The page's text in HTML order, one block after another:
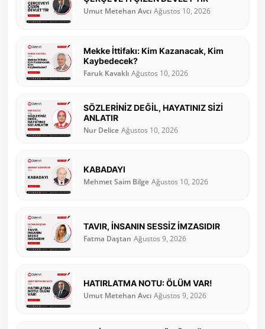
Umut Metehan Avcı Ağustos 10, 2026
Mekke İttifakı: Kim Kazanacak, Kim
Kaybedecek?
Faruk Kavaklı Ağustos 10, 2026
SÖZLERİNİZ DEĞİL, HAYATINIZ SİZİ
ANLATIR
Nur Delice Ağustos 10, 2026
KABADAYI
Mehmet Saim Bilge Ağustos 10, 2026
TAVIR, İNSANIN SESSİZ İMZASIDIR
Fatma Daştan Ağustos 9, 2026
HATIRLATMA NOTU: ÖLÜM VAR!
Umut Metehan Avcı Ağustos 9, 2026